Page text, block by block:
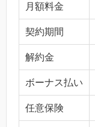
月額料金
契約期間
解約金
ボーナス払い
任意保険